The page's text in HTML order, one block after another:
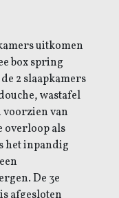
uitkomen
box spring
2 slaapkamers
wastafel
voorzien van
overloop als
het inpandig
De 3e